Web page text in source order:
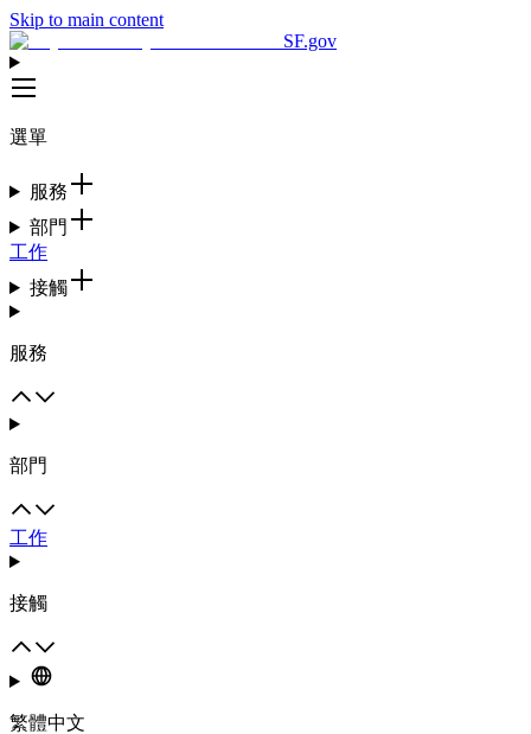
Skip to main content
SF.gov
選單
服務
部門
工作
接觸
服務
部門
工作
接觸
繁體中文